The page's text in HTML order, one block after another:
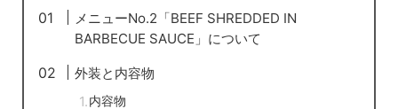
メニューNo.2「BEEF SHREDDED IN
BARBECUE SAUCE」について
外装と内容物
内容物